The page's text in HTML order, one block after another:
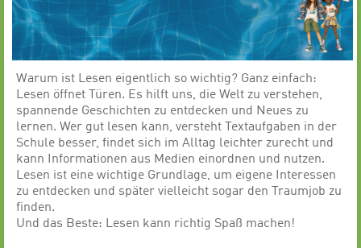
Warum ist Lesen eigentlich so wichtig? Ganz einfach:
Lesen öffnet Türen. Es hilft uns, die Welt zu verstehen,
spannende Geschichten zu entdecken und Neues zu
lernen. Wer gut lesen kann, versteht Textaufgaben in der
Schule besser, findet sich im Alltag leichter zurecht und
kann Informationen aus Medien einordnen und nutzen.
Lesen ist eine wichtige Grundlage, um eigene Interessen
zu entdecken und später vielleicht sogar den Traumjob zu
finden.
Und das Beste: Lesen kann richtig Spaß machen!